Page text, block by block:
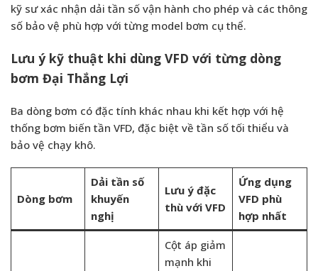
kỹ sư xác nhận dải tần số vận hành cho phép và các thông
số bảo vệ phù hợp với từng model bơm cụ thể.
Lưu ý kỹ thuật khi dùng VFD với từng dòng
bơm Đại Thắng Lợi
Ba dòng bơm có đặc tính khác nhau khi kết hợp với hệ
thống bơm biến tần VFD, đặc biệt về tần số tối thiểu và
bảo vệ chạy khô.
Dòng bơm
Dải tần số
khuyến
nghị
Lưu ý đặc
thù với VFD
Ứng dụng
VFD phù
hợp nhất
Cột áp giảm
mạnh khi